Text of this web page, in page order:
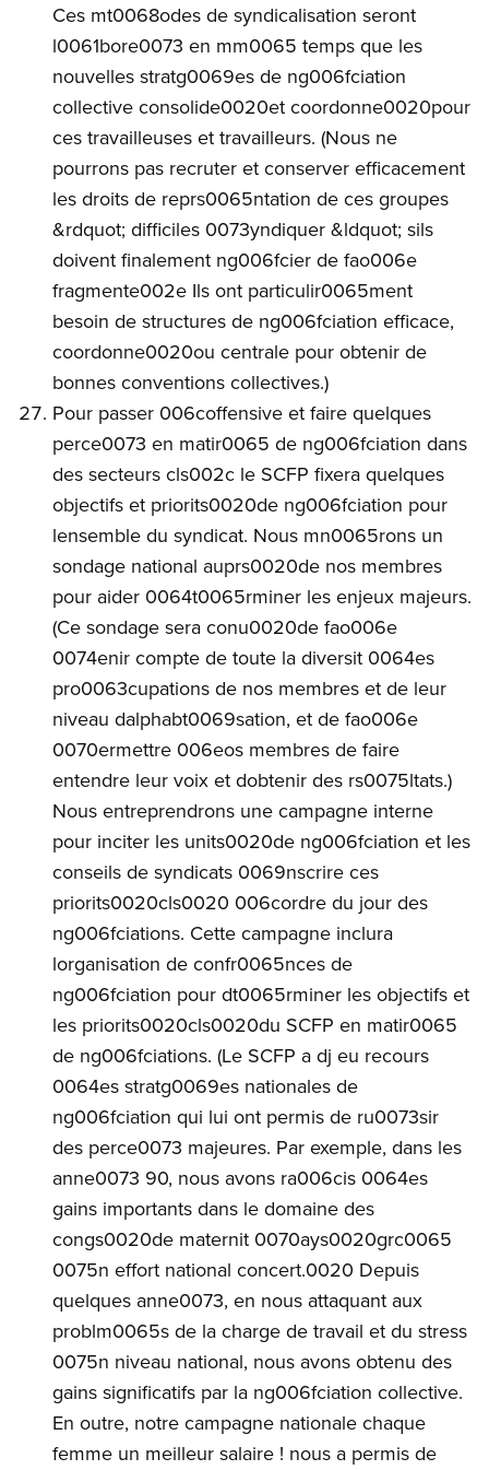
Ces mt0068odes de syndicalisation seront
l0061bore0073 en mm0065 temps que les
nouvelles stratg0069es de ng006fciation
collective consolide0020et coordonne0020pour
ces travailleuses et travailleurs. (Nous ne
pourrons pas recruter et conserver efficacement
les droits de reprs0065ntation de ces groupes
&rdquot; difficiles 0073yndiquer &ldquot; sils
doivent finalement ng006fcier de fao006e
fragmente002e Ils ont particulir0065ment
besoin de structures de ng006fciation efficace,
coordonne0020ou centrale pour obtenir de
bonnes conventions collectives.)
Pour passer 006coffensive et faire quelques
perce0073 en matir0065 de ng006fciation dans
des secteurs cls002c le SCFP fixera quelques
objectifs et priorits0020de ng006fciation pour
lensemble du syndicat. Nous mn0065rons un
sondage national auprs0020de nos membres
pour aider 0064t0065rminer les enjeux majeurs.
(Ce sondage sera conu0020de fao006e
0074enir compte de toute la diversit 0064es
pro0063cupations de nos membres et de leur
niveau dalphabt0069sation, et de fao006e
0070ermettre 006eos membres de faire
entendre leur voix et dobtenir des rs0075ltats.)
Nous entreprendrons une campagne interne
pour inciter les units0020de ng006fciation et les
conseils de syndicats 0069nscrire ces
priorits0020cls0020 006cordre du jour des
ng006fciations. Cette campagne inclura
lorganisation de confr0065nces de
ng006fciation pour dt0065rminer les objectifs et
les priorits0020cls0020du SCFP en matir0065
de ng006fciations. (Le SCFP a dj eu recours
0064es stratg0069es nationales de
ng006fciation qui lui ont permis de ru0073sir
des perce0073 majeures. Par exemple, dans les
anne0073 90, nous avons ra006cis 0064es
gains importants dans le domaine des
congs0020de maternit 0070ays0020grc0065
0075n effort national concert.0020 Depuis
quelques anne0073, en nous attaquant aux
problm0065s de la charge de travail et du stress
0075n niveau national, nous avons obtenu des
gains significatifs par la ng006fciation collective.
En outre, notre campagne nationale chaque
femme un meilleur salaire ! nous a permis de